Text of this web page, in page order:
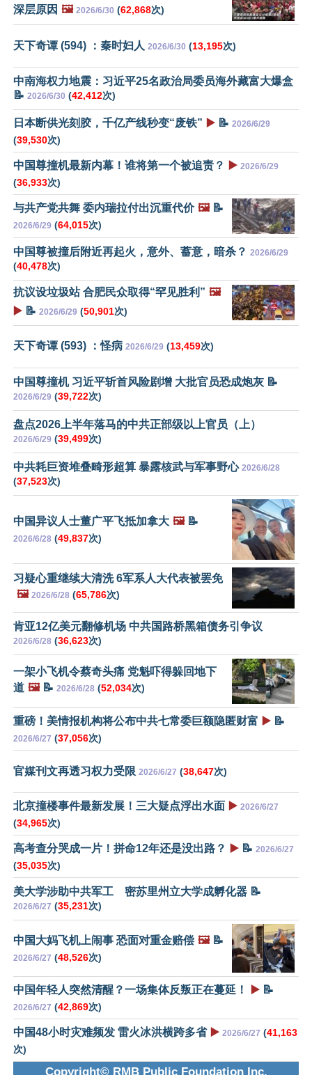
深层原因 🖼️ 2026/6/30 (62,868次)
天下奇谭 (594) ：秦时妇人 2026/6/30 (13,195次)
中南海权力地震：习近平25名政治局委员海外藏富大爆盒
📝 2026/6/30 (42,412次)
日本断供光刻胶，千亿产线秒变“废铁” ▶️ 📝 2026/6/29
(39,530次)
中国尊撞机最新内幕！谁将第一个被追责？ ▶️ 2026/6/29
(36,933次)
与共产党共舞 委内瑞拉付出沉重代价 🖼️📝
2026/6/29 (64,015次)
中国尊被撞后附近再起火，意外、蓄意，暗杀？ 2026/6/29
(40,478次)
抗议设垃圾站 合肥民众取得“罕见胜利” 🖼️
▶️ 📝 2026/6/29 (50,901次)
天下奇谭 (593) ：怪病 2026/6/29 (13,459次)
中国尊撞机 习近平斩首风险剧增 大批官员恐成炮灰 📝
2026/6/29 (39,722次)
盘点2026上半年落马的中共正部级以上官员（上）
2026/6/29 (39,499次)
中共耗巨资堆叠畸形超算 暴露核武与军事野心 2026/6/28
(37,523次)
中国异议人士董广平飞抵加拿大 🖼️📝
2026/6/28 (49,837次)
习疑心重继续大清洗 6军系人大代表被罢免
🖼️ 2026/6/28 (65,786次)
肯亚12亿美元翻修机场 中共国路桥黑箱债务引争议
2026/6/28 (36,623次)
一架小飞机令蔡奇头痛 党魁吓得躲回地下
道 🖼️📝 2026/6/28 (52,034次)
重磅！美情报机构将公布中共七常委巨额隐匿财富 ▶️ 📝
2026/6/27 (37,056次)
官媒刊文再透习权力受限 2026/6/27 (38,647次)
北京撞楼事件最新发展！三大疑点浮出水面 ▶️ 2026/6/27
(34,965次)
高考查分哭成一片！拼命12年还是没出路？ ▶️ 📝 2026/6/27
(35,035次)
美大学涉助中共军工 密苏里州立大学成孵化器 📝
2026/6/27 (35,231次)
中国大妈飞机上闹事 恐面对重金赔偿 🖼️📝
2026/6/27 (48,526次)
中国年轻人突然清醒？一场集体反叛正在蔓延！ ▶️ 📝
2026/6/27 (42,869次)
中国48小时灾难频发 雷火冰洪横跨多省 ▶️ 2026/6/27 (41,163
次)
Copyright© RMB Public Foundation Inc.